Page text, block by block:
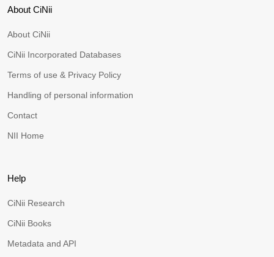
About CiNii
About CiNii
CiNii Incorporated Databases
Terms of use & Privacy Policy
Handling of personal information
Contact
NII Home
Help
CiNii Research
CiNii Books
Metadata and API